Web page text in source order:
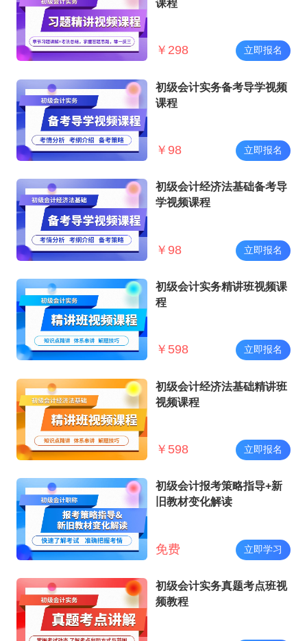
课程
￥ 298 立即报名
初级会计实务备考导学视频
课程
￥ 98 立即报名
初级会计经济法基础备考导
学视频课程
￥ 98 立即报名
初级会计实务精讲班视频课
程
￥ 598 立即报名
初级会计经济法基础精讲班
视频课程
￥ 598 立即报名
初级会计报考策略指导+新
旧教材变化解读
免费 立即学习
初级会计实务真题考点班视
频教程